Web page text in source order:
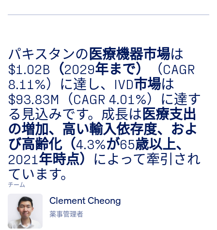
パキスタンの​ 医療機器市場​は​
$1.02B（2029年まで）
​（​CAGR
8.11%​）に達し、​ IVD市場​は​
$93.83M ​（​CAGR 4.01%​）に達す
る見込みです。成長は​ 医療支出
の増加、高い輸入依存度、およ
び高齢化（4.3%が65歳以上、
2021年時点） ​によって牽引され
ています。
チーム
Clement Cheong
薬事管理者